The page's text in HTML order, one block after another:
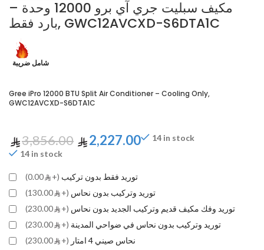
مكيف سبليت جري آي برو 12000 وحدة –
بارد فقط, GWC12AVCXD-S6DTA1C
Gree iPro 12000 BTU Split Air Conditioner – Cooling Only,
GWC12AVCXD-S6DTA1C
3,856.00 2,227.00
14 in stock
14 in stock
توريد فقط بدون تركيب (+
0.00)
توريد وتركيب بدون نحاس (+
130.00)
توريد وفك مكيف قديم وتركيب الجديد بدون نحاس (+
230.00)
توريد وتركيب بدون نحاس في ضواحي المدينة (+
230.00)
نحاس صيني 4 امتار
(+
230.00)